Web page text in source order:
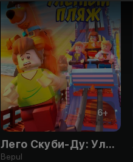
6+
Лего Скуби-Ду: Улётный пляж
Bepul